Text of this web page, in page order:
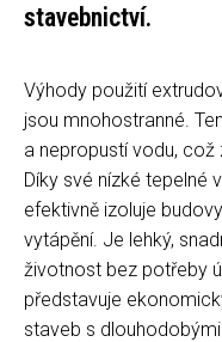
stavebnictví.
Výhody použití
jsou mnohostranné.
a nepropustí vodu, což
Díky své nízké tepelné
efektivně izoluje
vytápění. Je lehký,
životnost bez potřeby
představuje
staveb s